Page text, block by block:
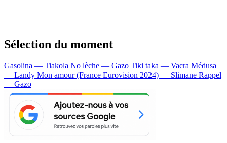
Sélection du moment
Gasolina — Tiakola No lèche — Gazo Tiki taka — Vacra Médusa
— Landy Mon amour (France Eurovision 2024) — Slimane Rappel
— Gazo